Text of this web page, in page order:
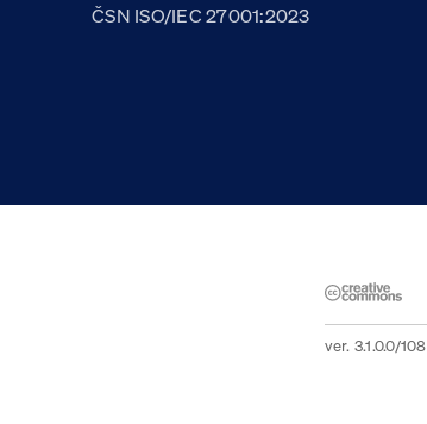
ČSN ISO/IEC 27001:2023
ver. 3.1.0.0/108